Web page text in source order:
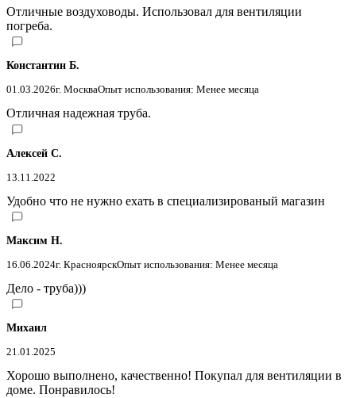
Отличные воздуховоды. Использовал для вентиляции
погреба.
Константин Б.
01.03.2026г. МоскваОпыт использования: Менее месяца
Отличная надежная труба.
Алексей С.
13.11.2022
Удобно что не нужно ехать в специализированый магазин
Максим Н.
16.06.2024г. КрасноярскОпыт использования: Менее месяца
Дело - труба)))
Михаил
21.01.2025
Хорошо выполнено, качественно! Покупал для вентиляции в
доме. Понравилось!